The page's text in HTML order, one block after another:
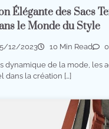
Élégante des Sacs
le Monde du Style
12/2023 10 Min Read 0
dynamique de la mode, les
dans la création […]